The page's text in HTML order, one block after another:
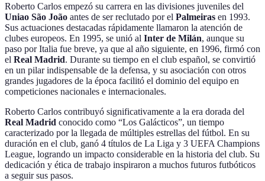
Roberto Carlos empezó su carrera en las divisiones juveniles del
Uniao São João antes de ser reclutado por el Palmeiras en 1993.
Sus actuaciones destacadas rápidamente llamaron la atención de
clubes europeos. En 1995, se unió al Inter de Milán, aunque su
paso por Italia fue breve, ya que al año siguiente, en 1996, firmó con
el Real Madrid. Durante su tiempo en el club español, se convirtió
en un pilar indispensable de la defensa, y su asociación con otros
grandes jugadores de la época facilitó el dominio del equipo en
competiciones nacionales e internacionales.
Roberto Carlos contribuyó significativamente a la era dorada del
Real Madrid conocido como “Los Galácticos”, un tiempo
caracterizado por la llegada de múltiples estrellas del fútbol. En su
duración en el club, ganó 4 títulos de La Liga y 3 UEFA Champions
League, logrando un impacto considerable en la historia del club. Su
dedicación y ética de trabajo inspiraron a muchos futuros futbóticos
a seguir sus pasos.